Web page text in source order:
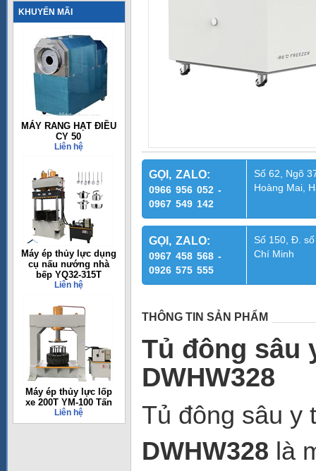
KHUYẾN MÃI
MÁY RANG HẠT ĐIỀU
CY 50
Liên hệ
Máy ép thủy lực dụng
cụ nấu nướng nhà
bếp YQ32-315T
Liên hệ
Máy ép thủy lực lốp
xe 200T YM-100 Tấn
Liên hệ
GỌI, ZALO:
0966 956 052 -
0967 549 142
Số 62, Ngõ
Hoàng Mai,
GỌI, ZALO:
0967 458 568 -
0926 575 555
Số 150, Đ.
Chí Minh
THÔNG TIN SẢN PHẨM
Tủ đông sâu
DWHW328
Tủ đông sâu y
DWHW328 là